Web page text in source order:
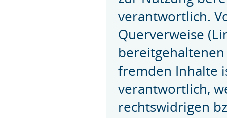
verantwortlich.
Querverweise
fremden Inhalte
verantwortlich,
rechtswidrigen